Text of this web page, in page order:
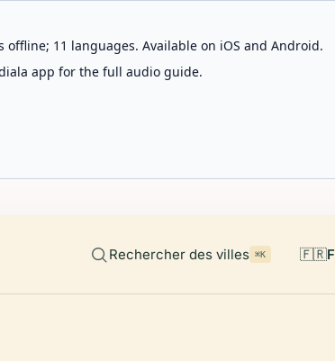
11 languages. Available on iOS and Android.
app for the full audio guide.
Rechercher des villes ⌘K 🇫🇷